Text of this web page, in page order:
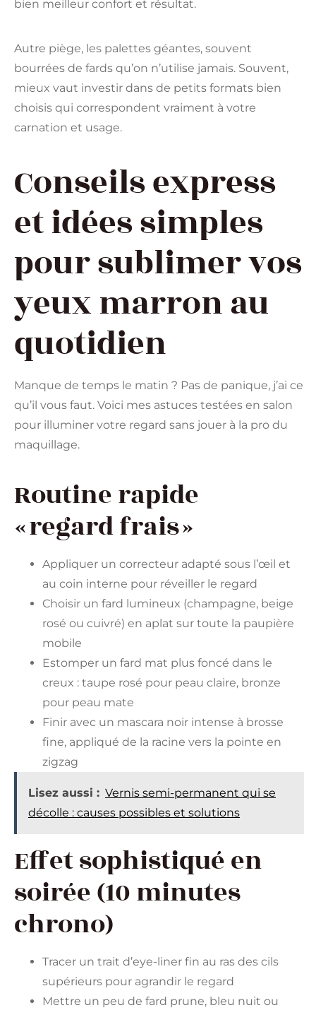
bien meilleur confort et résultat.
Autre piège, les palettes géantes, souvent
bourrées de fards qu’on n’utilise jamais. Souvent,
mieux vaut investir dans de petits formats bien
choisis qui correspondent vraiment à votre
carnation et usage.
Conseils express
et idées simples
pour sublimer vos
yeux marron au
quotidien
Manque de temps le matin ? Pas de panique, j’ai ce
qu’il vous faut. Voici mes astuces testées en salon
pour illuminer votre regard sans jouer à la pro du
maquillage.
Routine rapide
« regard frais »
Appliquer un correcteur adapté sous l’œil et
au coin interne pour réveiller le regard
Choisir un fard lumineux (champagne, beige
rosé ou cuivré) en aplat sur toute la paupière
mobile
Estomper un fard mat plus foncé dans le
creux : taupe rosé pour peau claire, bronze
pour peau mate
Finir avec un mascara noir intense à brosse
fine, appliqué de la racine vers la pointe en
zigzag
Lisez aussi : Vernis semi-permanent qui se
décolle : causes possibles et solutions
Effet sophistiqué en
soirée (10 minutes
chrono)
Tracer un trait d’eye-liner fin au ras des cils
supérieurs pour agrandir le regard
Mettre un peu de fard prune, bleu nuit ou